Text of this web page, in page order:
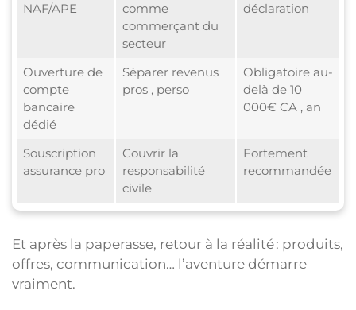
NAF/APE
comme
commerçant du
secteur
déclaration
Ouverture de
compte
bancaire
dédié
Séparer revenus
pros , perso
Obligatoire au-
delà de 10
000€ CA , an
Souscription
assurance pro
Couvrir la
responsabilité
civile
Fortement
recommandée
Et après la paperasse, retour à la réalité : produits,
offres, communication… l’aventure démarre
vraiment.